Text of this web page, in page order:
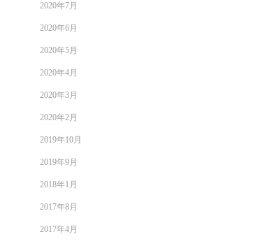
2020年7月
2020年6月
2020年5月
2020年4月
2020年3月
2020年2月
2019年10月
2019年9月
2018年1月
2017年8月
2017年4月